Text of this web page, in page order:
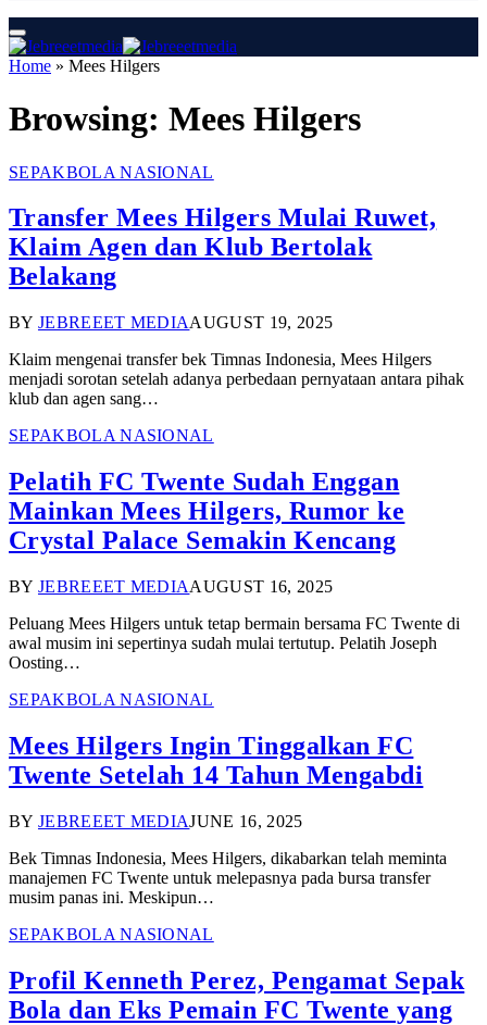
Home » Mees Hilgers
Browsing: Mees Hilgers
SEPAKBOLA NASIONAL
Transfer Mees Hilgers Mulai Ruwet,
Klaim Agen dan Klub Bertolak
Belakang
BY JEBREEET MEDIAAUGUST 19, 2025
Klaim mengenai transfer bek Timnas Indonesia, Mees Hilgers
menjadi sorotan setelah adanya perbedaan pernyataan antara pihak
klub dan agen sang…
SEPAKBOLA NASIONAL
Pelatih FC Twente Sudah Enggan
Mainkan Mees Hilgers, Rumor ke
Crystal Palace Semakin Kencang
BY JEBREEET MEDIAAUGUST 16, 2025
Peluang Mees Hilgers untuk tetap bermain bersama FC Twente di
awal musim ini sepertinya sudah mulai tertutup. Pelatih Joseph
Oosting…
SEPAKBOLA NASIONAL
Mees Hilgers Ingin Tinggalkan FC
Twente Setelah 14 Tahun Mengabdi
BY JEBREEET MEDIAJUNE 16, 2025
Bek Timnas Indonesia, Mees Hilgers, dikabarkan telah meminta
manajemen FC Twente untuk melepasnya pada bursa transfer
musim panas ini. Meskipun…
SEPAKBOLA NASIONAL
Profil Kenneth Perez, Pengamat Sepak
Bola dan Eks Pemain FC Twente yang